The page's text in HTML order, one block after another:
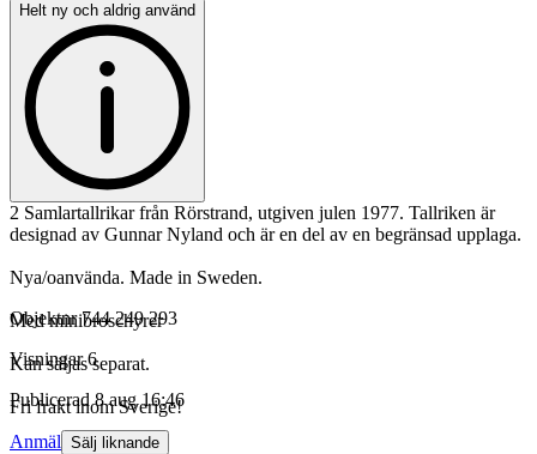
Helt ny och aldrig använd
2 Samlartallrikar från Rörstrand, utgiven julen 1977. Tallriken är
designad av Gunnar Nyland och är en del av en begränsad upplaga.
Nya/oanvända. Made in Sweden.
Med minibroschyrer
Kan säljas separat.
Fri frakt inom Sverige!
Objektnr 744 249 293
Visningar 6
Publicerad 8 aug 16:46
Anmäl Sälj liknande